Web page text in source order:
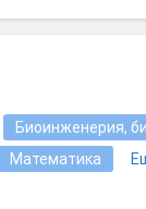
Биоинженерия,
Математика